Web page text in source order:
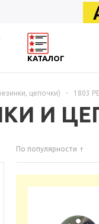
КАТАЛОГ
цепочки) - 1803
И
По популярности